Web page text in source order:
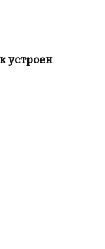
устроен